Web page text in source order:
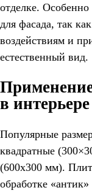
отделке. Особенно
для фасада, так
воздействиям и
естественный вид.
в интерьере
Популярные
квадратные
(600х300 мм).
обработке